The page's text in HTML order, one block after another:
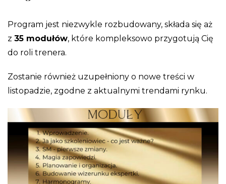
Program jest niezwykle rozbudowany, składa się aż
z 35 modułów, które kompleksowo przygotują Cię
do roli trenera.
Zostanie również uzupełniony o nowe treści w
listopadzie, zgodne z aktualnymi trendami rynku.